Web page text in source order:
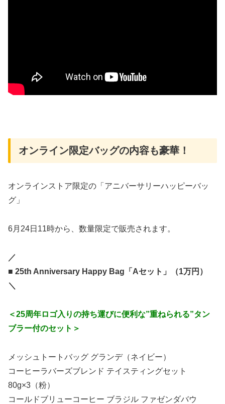
オンライン限定バッグの内容も豪華！
オンラインストア限定の「アニバーサリーハッピーバッ
グ」
6月24日11時から、数量限定で販売されます。
／
■ 25th Anniversary Happy Bag「Aセット」（1万円）
＼
＜25周年ロゴ入りの持ち運びに便利な”重ねられる”タン
ブラー付のセット＞
メッシュトートバッグ グランデ（ネイビー）
コーヒーラバーズブレンド テイスティングセット
80g×3（粉）
コールドブリューコーヒー ブラジル ファゼンダバウ